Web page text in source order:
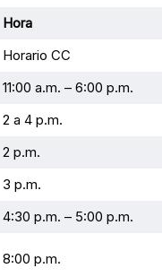
Hora
Horario CC
11:00 a.m. – 6:00 p.m.
2 a 4 p.m.
2 p.m.
3 p.m.
4:30 p.m. – 5:00 p.m.
8:00 p.m.